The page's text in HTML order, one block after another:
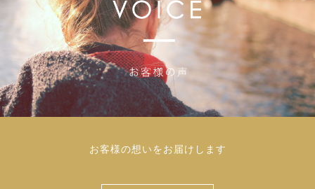
お客様の想いをお届けします